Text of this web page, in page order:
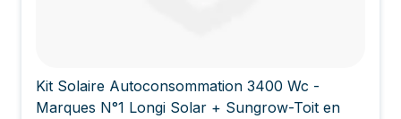
Kit Solaire Autoconsommation 3400 Wc -
Marques N°1 Longi Solar + Sungrow-Toit en